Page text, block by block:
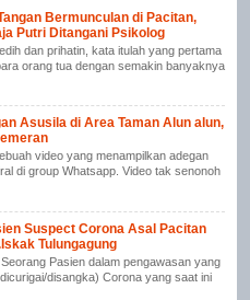
Bermunculan di Pacitan,
Putri Ditangani Psikolog
dan prihatin, kata itulah yang pertama
orang tua dengan semakin banyaknya
Asusila di Area Taman Alun alun,
video yang menampilkan adegan
di group Whatsapp. Video tak senonoh
Suspect Corona Asal Pacitan
Tulungagung
Pasien dalam pengawasan yang
disangka) Corona yang saat ini